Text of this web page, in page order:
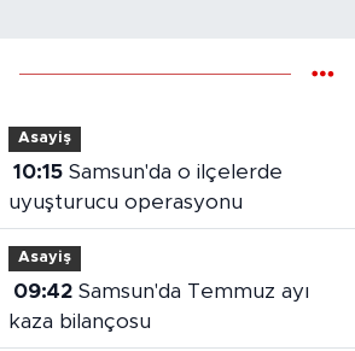
Asayiş
10:15Samsun'da o ilçelerde
uyuşturucu operasyonu
Asayiş
09:42Samsun'da Temmuz ayı
kaza bilançosu